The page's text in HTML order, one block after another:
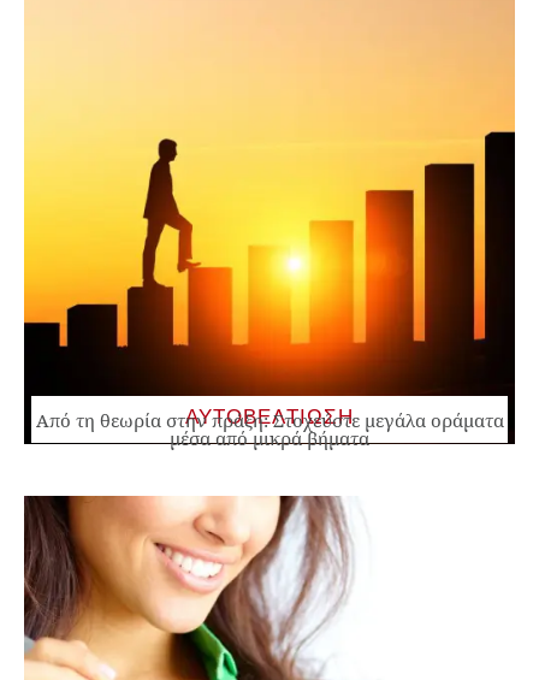
ΑΥΤΟΒΕΛΤΙΩΣΗ
Από τη θεωρία στην πράξη: Στοχεύστε μεγάλα οράματα
μέσα από μικρά βήματα